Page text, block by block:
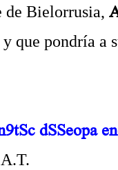
de Bielorrusia,
que pondría a
dSSeopa
A.T.